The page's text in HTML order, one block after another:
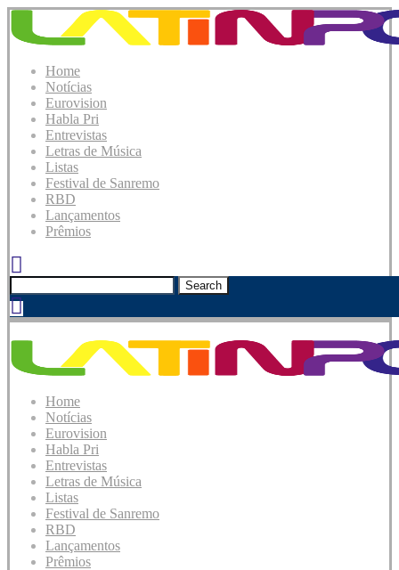
Home
Notícias
Eurovision
Habla Pri
Entrevistas
Letras de Música
Listas
Festival de Sanremo
RBD
Lançamentos
Prêmios
Search
Home
Notícias
Eurovision
Habla Pri
Entrevistas
Letras de Música
Listas
Festival de Sanremo
RBD
Lançamentos
Prêmios